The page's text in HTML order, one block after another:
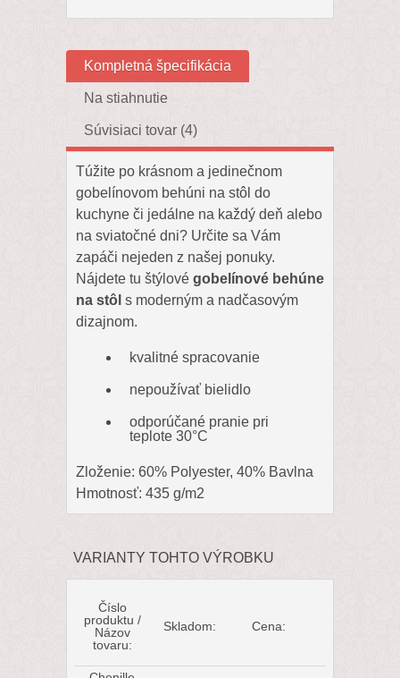
Kompletná špecifikácia
Na stiahnutie
Súvisiaci tovar (4)
Túžite po krásnom a jedinečnom
gobelínovom behúni na stôl do
kuchyne či jedálne na každý deň alebo
na sviatočné dni? Určite sa Vám
zapáči nejeden z našej ponuky.
Nájdete tu štýlové gobelínové behúne
na stôl s moderným a nadčasovým
dizajnom.
kvalitné spracovanie
nepoužívať bielidlo
odporúčané pranie pri
teplote 30°C
Zloženie: 60% Polyester, 40% Bavlna
Hmotnosť: 435 g/m2
VARIANTY TOHTO VÝROBKU
Číslo
produktu /
Názov
tovaru:
Skladom: Cena: